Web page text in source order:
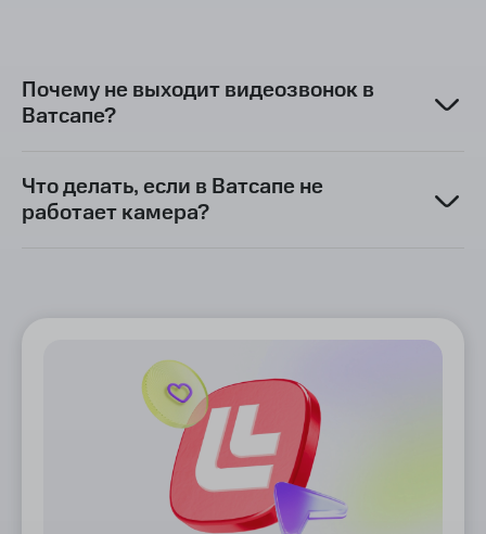
Почему не выходит видеозвонок в
Ватсапе?
Что делать, если в Ватсапе не
работает камера?